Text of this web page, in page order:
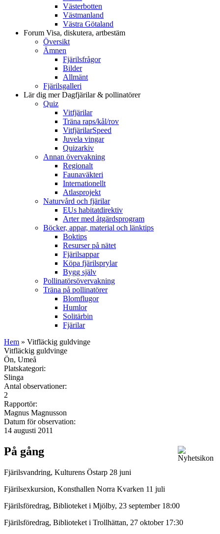
Västerbotten
Västmanland
Västra Götaland
Forum Visa, diskutera, artbestäm
Översikt
Ämnen
Fjärilsfrågor
Bilder
Allmänt
Fjärilsgalleri
Lär dig merDagfjärilar & pollinatörer
Quiz
Vitfjärilar
Träna raps/kål/rov
VitfjärilarSpeed
Juvela vingar
Quizarkiv
Annan övervakning
Regionalt
Faunaväkteri
Internationellt
Atlasprojekt
Naturvård och fjärilar
EUs habitatdirektiv
Arter med åtgärdsprogram
Böcker, appar, material och länktips
Boktips
Resurser på nätet
Fjärilsappar
Köpa fjärilsprylar
Bygg själv
Pollinatörsövervakning
Träna på pollinatörer
Blomflugor
Humlor
Solitärbin
Fjärilar
Hem » Vitfläckig guldvinge
Vitfläckig guldvinge
Ön, Umeå
Platskategori:
Slinga
Antal observationer:
2
Rapportör:
Magnus Magnusson
Datum för observation:
14 augusti 2011
På gång
Fjärilsvandring, Kulturens Östarp 28 juni
Fjärilsexkursion, Konsthallen Norra Kvarken 11 juli
Fjärilsföredrag, Biblioteket i Mjölby, 23 september 18:00
Fjärilsföredrag, Biblioteket i Trollhättan, 27 oktober 17:30